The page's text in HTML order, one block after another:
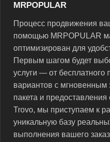
MRPOPULAR
Процесс продвижения
помощью MRPOPULAR
оптимизирован для
Первым шагом будет
услуги — от бесплатного
вариантов с
пакета и
Trovo, мы приступаем к
уникальную базу
выполнения вашего